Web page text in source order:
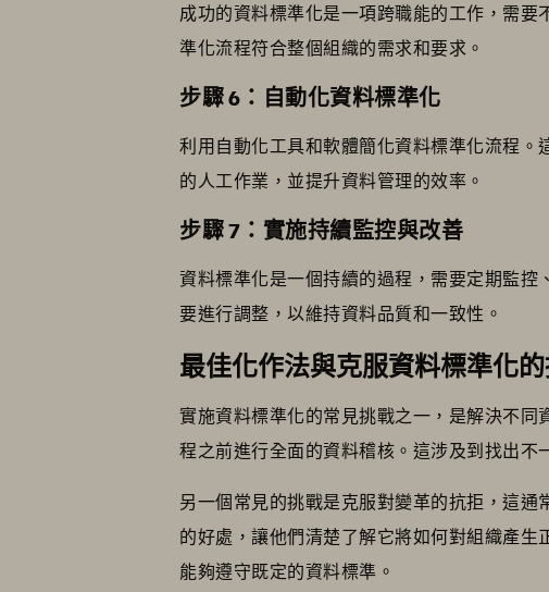
成功的資料標準化是一項跨職能的工作，需
準化流程符合整個組織的需求和要求。
步驟 6：自動化資料標準化
利用自動化工具和軟體簡化資料標準化流程
的人工作業，並提升資料管理的效率。
步驟 7：實施持續監控與改善
資料標準化是一個持續的過程，需要定期監
要進行調整，以維持資料品質和一致性。
最佳化作法與克服資料標準化
實施資料標準化的常見挑戰之一，是解決不
程之前進行全面的資料稽核。這涉及到找出不
另一個常見的挑戰是克服對變革的抗拒，這
的好處，讓他們清楚了解它將如何對組織產
能夠遵守既定的資料標準。